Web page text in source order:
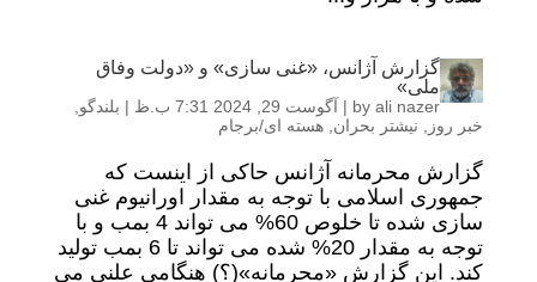
گزارش آژانس، «غنی سازی» و «دولت وفاق
ملی»
byali nazer
| آگوست 29, 2024 7:31 ب.ظ | بلندگو
خبر روز
نیشتر بحران هسته ای/برجام
گزارش محرمانه آژانس حاکی از اینست که
جمهوری اسلامی با توجه به مقدار اورانیوم غنی
سازی شده تا خلوص 60% می تواند 4 بمب و با
توجه به مقدار 20% شده می تواند تا 6 بمب تولید
کند. این گزارش «محرمانه»(؟) هنگامی علنی می